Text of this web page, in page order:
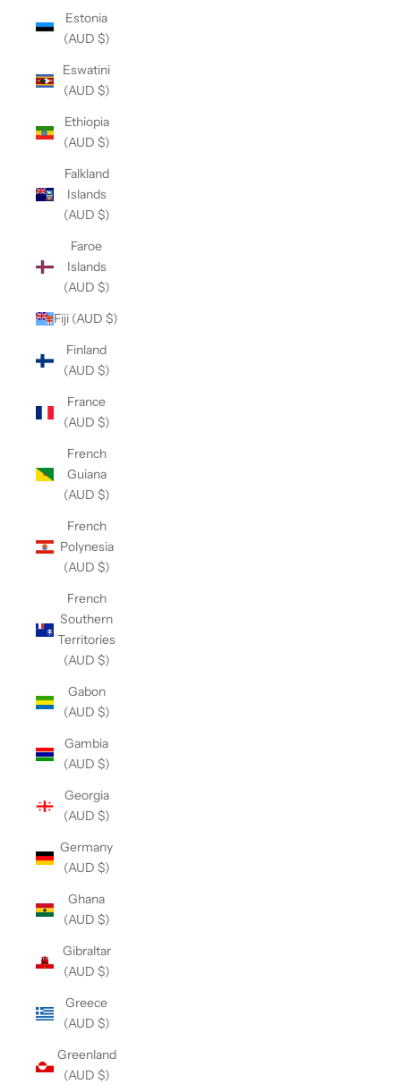
Estonia
(AUD $)
Eswatini
(AUD $)
Ethiopia
(AUD $)
Falkland
Islands
(AUD $)
Faroe
Islands
(AUD $)
Fiji (AUD $)
Finland
(AUD $)
France
(AUD $)
French
Guiana
(AUD $)
French
Polynesia
(AUD $)
French
Southern
Territories
(AUD $)
Gabon
(AUD $)
Gambia
(AUD $)
Georgia
(AUD $)
Germany
(AUD $)
Ghana
(AUD $)
Gibraltar
(AUD $)
Greece
(AUD $)
Greenland
(AUD $)